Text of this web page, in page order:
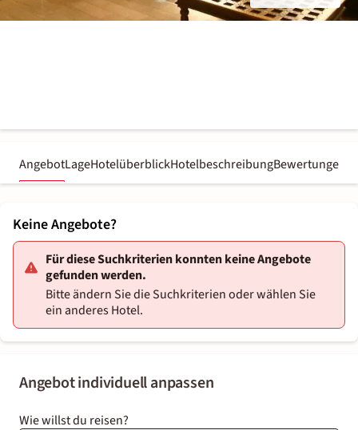
AngebotLageHotelüberblickHotelbeschreibungBewertungen
Angebot individuell anpassen
Wie willst du reisen?
Keine Angebote?
Für diese Suchkriterien konnten keine Angebote
gefunden werden.
Bitte ändern Sie die Suchkriterien oder wählen Sie
ein anderes Hotel.